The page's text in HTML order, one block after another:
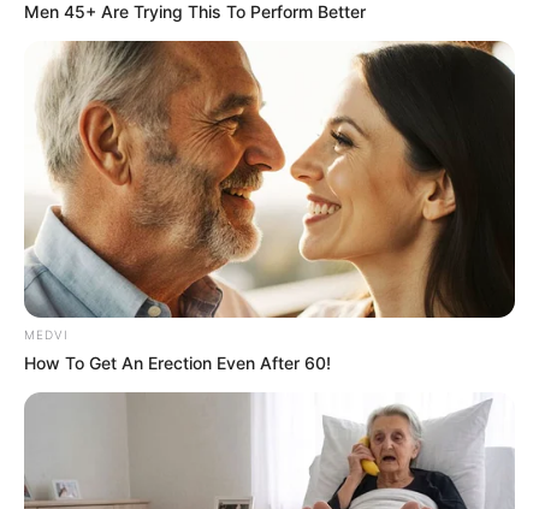
Men 45+ Are Trying This To Perform Better
MEDVI
How To Get An Erection Even After 60!